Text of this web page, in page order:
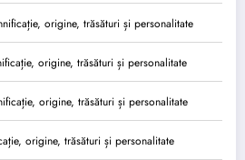
origine, trăsături și personalitate
origine, trăsături și personalitate
origine, trăsături și personalitate
origine, trăsături și personalitate